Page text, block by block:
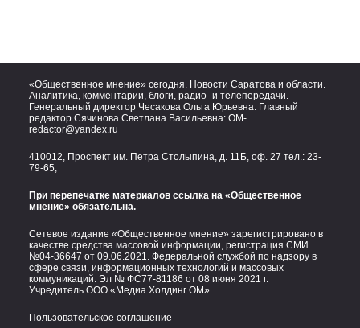
«Общественное мнение» сегодня. Новости Саратова и области.
Аналитика, комментарии, блоги, радио- и телепередачи.
Генеральный директор Чесакова Ольга Юрьевна. Главный
редактор Сячинова Светлана Васильевна: OM-
redactor@yandex.ru
410012, Проспект им. Петра Столыпина, д. 11Б, оф. 27 тел.: 23-
79-65,
При перепечатке материалов ссылка на «Общественное
мнение» обязательна.
Сетевое издание «Общественное мнение» зарегистрировано в
качестве средства массовой информации, регистрация СМИ
№04-36647 от 09.06.2021. Федеральной службой по надзору в
сфере связи, информационных технологий и массовых
коммуникаций. Эл № ФС77-81186 от 08 июня 2021 г.
Учредитель ООО «Медиа Холдинг ОМ»
Пользовательское соглашение